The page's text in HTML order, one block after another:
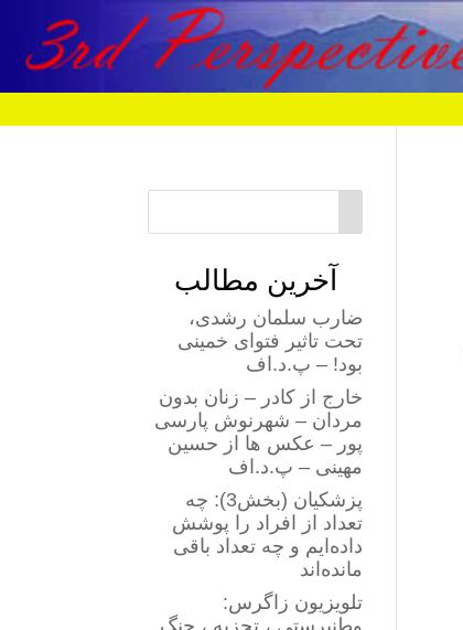
آخرین مطالب
ضارب سلمان رشدی،
تحت تاثیر فتوای خمینی
بود! – پ.د.اف
خارج از کادر – زنان بدون
مردان – شهرنوش پارسی
پور – عکس ها از حسین
مهینی – پ.د.اف
پزشکیان (بخش3): چه
تعداد از افراد را پوشش
داده‌ایم و چه تعداد باقی
مانده‌اند
تلویزیون زاگرس:
وطنپرستی ، تجزیه ، جنگ